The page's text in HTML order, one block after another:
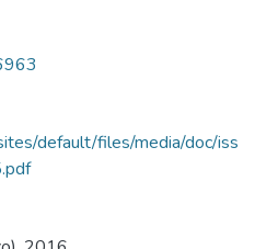
default/files/media/doc/iss